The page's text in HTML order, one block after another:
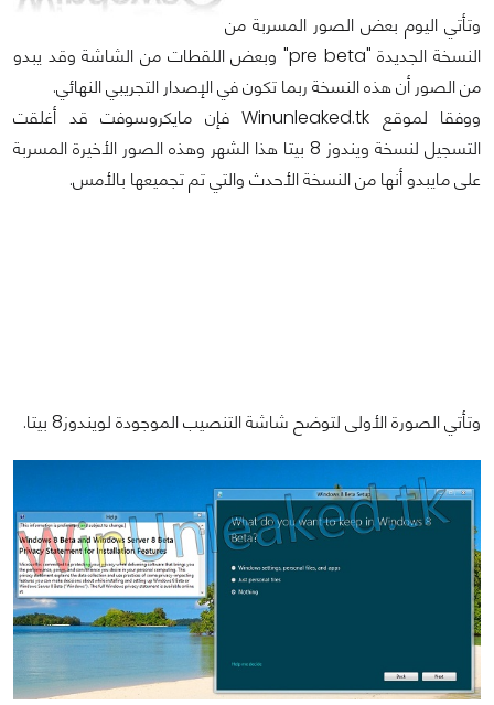
وتأتي اليوم بعض الصور المسربة من
النسخة الجديدة "pre beta" وبعض اللقطات من الشاشة وقد يبدو
من الصور أن هذه النسخة ربما تكون في الإصدار التجريبي النهائي.
ووفقا لموقع Winunleaked.tk فإن مايكروسوفت قد أغلقت
التسجيل لنسخة ويندوز 8 بيتا هذا الشهر وهذه الصور الأخيرة المسربة
على مايبدو أنها من النسخة الأحدث والتي تم تجميعها بالأمس.
وتأتي الصورة الأولى لتوضح شاشة التنصيب الموجودة لويندوز8 بيتا.